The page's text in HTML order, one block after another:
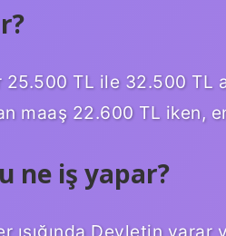
25.500 TL ile 32.500 TL
maaş 22.600 TL iken,
ne iş yapar?
ışığında Devletin yarar